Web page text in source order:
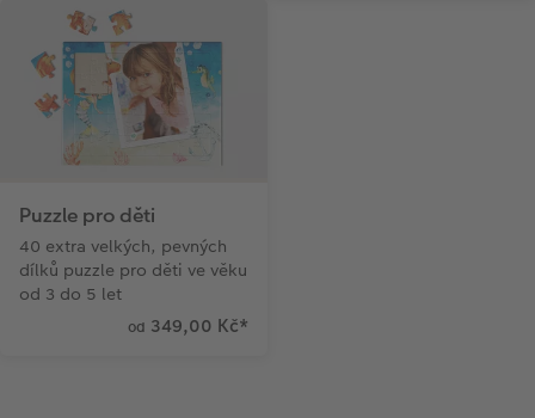
Puzzle pro děti
40 extra velkých, pevných
dílků puzzle pro děti ve věku
od 3 do 5 let
od 349,00 Kč*